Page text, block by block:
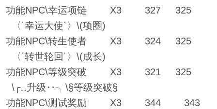
功能NPC\幸运项链 X3 327 325
〈˙幸运大使˙〉\(项圈)
功能NPC\转生使者 X3 324 325
〈˙转世轮回˙〉\(成长)
功能NPC\等级突破 X3 321 325
\╭‥升级‥╮\§等级突破§
功能NPC\测试奖励 X3 344 343